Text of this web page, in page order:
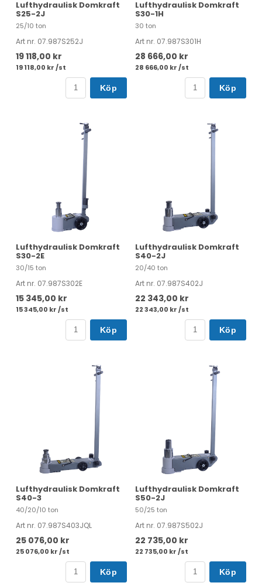
Lufthydraulisk Domkraft
S25-2J
25/10 ton
Art nr. 07.987S252J
19 118,00 kr
19 118,00 kr /st
Köp
Lufthydraulisk Domkraft
S30-1H
30 ton
Art nr. 07.987S301H
28 666,00 kr
28 666,00 kr /st
Köp
Lufthydraulisk Domkraft
S30-2E
30/15 ton
Art nr. 07.987S302E
15 345,00 kr
15 345,00 kr /st
Köp
Lufthydraulisk Domkraft
S40-2J
20/40 ton
Art nr. 07.987S402J
22 343,00 kr
22 343,00 kr /st
Köp
Lufthydraulisk Domkraft
S40-3
40/20/10 ton
Art nr. 07.987S403JQL
25 076,00 kr
25 076,00 kr /st
Köp
Lufthydraulisk Domkraft
S50-2J
50/25 ton
Art nr. 07.987S502J
22 735,00 kr
22 735,00 kr /st
Köp